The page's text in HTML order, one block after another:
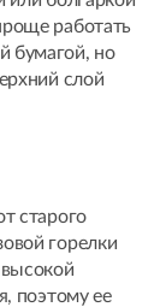
работать
бумагой, но
слой
старого
горелки
поэтому ее